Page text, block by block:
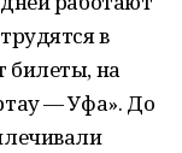
в
билеты, на
— Уфа». До